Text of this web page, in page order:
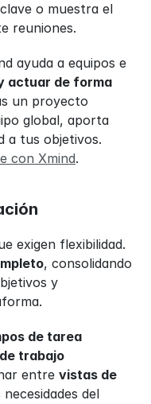
o muestra el
reuniones.
ayuda a equipos e
actuar de forma
un proyecto
global, aporta
con Xmind.
exigen flexibilidad.
, consolidando
y
de tarea
trabajo
entre vistas de
del